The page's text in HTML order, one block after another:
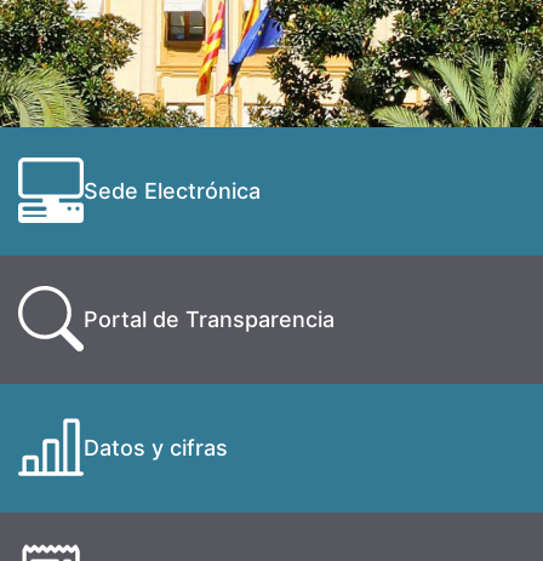
Sede Electrónica
Portal de Transparencia
Datos y cifras